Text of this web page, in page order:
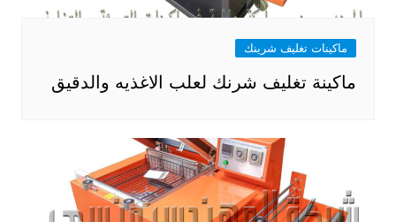
ماكينات تغليف شرينك
ماكينة تغليف شرنك لعلب الاغذيه والدقيق